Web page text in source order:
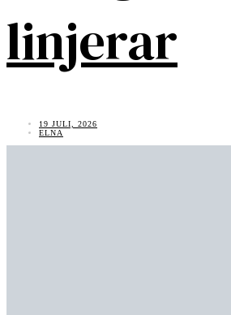
linjerar
19 JULI, 2026
ELNA